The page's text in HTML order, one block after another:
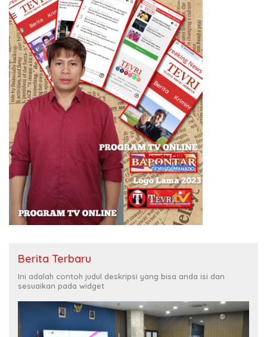
Berita Terbaru
Ini adalah contoh judul deskripsi yang bisa anda isi dan
sesuaikan pada widget